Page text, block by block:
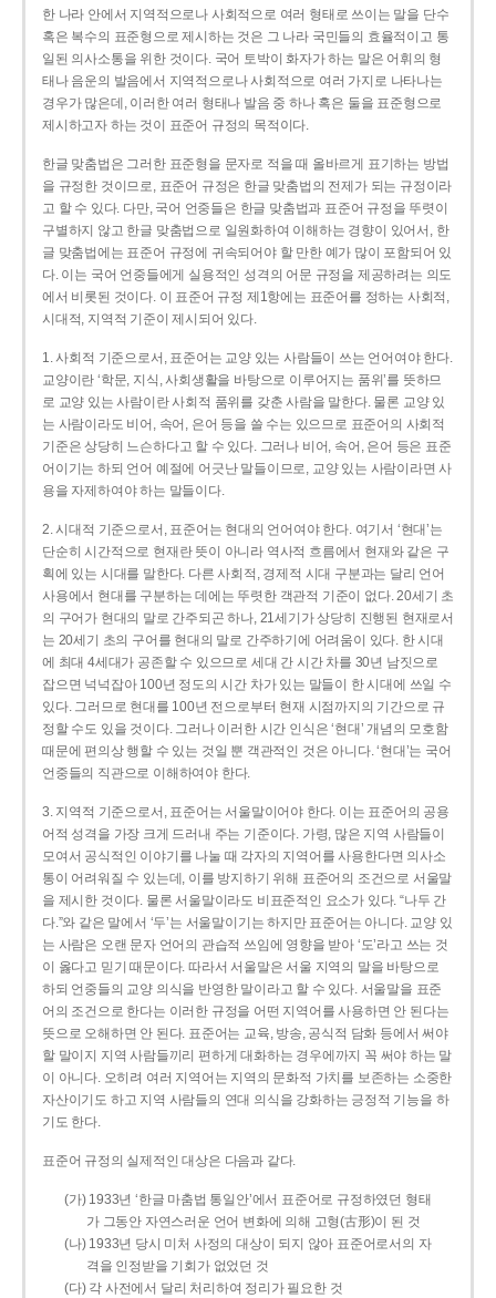
한 나라 안에서 지역적으로나 사회적으로 여러 형태로 쓰이는 말을 단수
혹은 복수의 표준형으로 제시하는 것은 그 나라 국민들의 효율적이고 통
일된 의사소통을 위한 것이다. 국어 토박이 화자가 하는 말은 어휘의 형
태나 음운의 발음에서 지역적으로나 사회적으로 여러 가지로 나타나는
경우가 많은데, 이러한 여러 형태나 발음 중 하나 혹은 둘을 표준형으로
제시하고자 하는 것이 표준어 규정의 목적이다.
한글 맞춤법은 그러한 표준형을 문자로 적을 때 올바르게 표기하는 방법
을 규정한 것이므로, 표준어 규정은 한글 맞춤법의 전제가 되는 규정이라
고 할 수 있다. 다만, 국어 언중들은 한글 맞춤법과 표준어 규정을 뚜렷이
구별하지 않고 한글 맞춤법으로 일원화하여 이해하는 경향이 있어서, 한
글 맞춤법에는 표준어 규정에 귀속되어야 할 만한 예가 많이 포함되어 있
다. 이는 국어 언중들에게 실용적인 성격의 어문 규정을 제공하려는 의도
에서 비롯된 것이다. 이 표준어 규정 제1항에는 표준어를 정하는 사회적,
시대적, 지역적 기준이 제시되어 있다.
1. 사회적 기준으로서, 표준어는 교양 있는 사람들이 쓰는 언어여야 한다.
교양이란 ‘학문, 지식, 사회생활을 바탕으로 이루어지는 품위’를 뜻하므
로 교양 있는 사람이란 사회적 품위를 갖춘 사람을 말한다. 물론 교양 있
는 사람이라도 비어, 속어, 은어 등을 쓸 수는 있으므로 표준어의 사회적
기준은 상당히 느슨하다고 할 수 있다. 그러나 비어, 속어, 은어 등은 표준
어이기는 하되 언어 예절에 어긋난 말들이므로, 교양 있는 사람이라면 사
용을 자제하여야 하는 말들이다.
2. 시대적 기준으로서, 표준어는 현대의 언어여야 한다. 여기서 ‘현대’는
단순히 시간적으로 현재란 뜻이 아니라 역사적 흐름에서 현재와 같은 구
획에 있는 시대를 말한다. 다른 사회적, 경제적 시대 구분과는 달리 언어
사용에서 현대를 구분하는 데에는 뚜렷한 객관적 기준이 없다. 20세기 초
의 구어가 현대의 말로 간주되곤 하나, 21세기가 상당히 진행된 현재로서
는 20세기 초의 구어를 현대의 말로 간주하기에 어려움이 있다. 한 시대
에 최대 4세대가 공존할 수 있으므로 세대 간 시간 차를 30년 남짓으로
잡으면 넉넉잡아 100년 정도의 시간 차가 있는 말들이 한 시대에 쓰일 수
있다. 그러므로 현대를 100년 전으로부터 현재 시점까지의 기간으로 규
정할 수도 있을 것이다. 그러나 이러한 시간 인식은 ‘현대’ 개념의 모호함
때문에 편의상 행할 수 있는 것일 뿐 객관적인 것은 아니다. ‘현대’는 국어
언중들의 직관으로 이해하여야 한다.
3. 지역적 기준으로서, 표준어는 서울말이어야 한다. 이는 표준어의 공용
어적 성격을 가장 크게 드러내 주는 기준이다. 가령, 많은 지역 사람들이
모여서 공식적인 이야기를 나눌 때 각자의 지역어를 사용한다면 의사소
통이 어려워질 수 있는데, 이를 방지하기 위해 표준어의 조건으로 서울말
을 제시한 것이다. 물론 서울말이라도 비표준적인 요소가 있다. “나두 간
다.”와 같은 말에서 ‘두’는 서울말이기는 하지만 표준어는 아니다. 교양 있
는 사람은 오랜 문자 언어의 관습적 쓰임에 영향을 받아 ‘도’라고 쓰는 것
이 옳다고 믿기 때문이다. 따라서 서울말은 서울 지역의 말을 바탕으로
하되 언중들의 교양 의식을 반영한 말이라고 할 수 있다. 서울말을 표준
어의 조건으로 한다는 이러한 규정을 어떤 지역어를 사용하면 안 된다는
뜻으로 오해하면 안 된다. 표준어는 교육, 방송, 공식적 담화 등에서 써야
할 말이지 지역 사람들끼리 편하게 대화하는 경우에까지 꼭 써야 하는 말
이 아니다. 오히려 여러 지역어는 지역의 문화적 가치를 보존하는 소중한
자산이기도 하고 지역 사람들의 연대 의식을 강화하는 긍정적 기능을 하
기도 한다.
표준어 규정의 실제적인 대상은 다음과 같다.
(가) 1933년 ‘한글 마춤법 통일안’에서 표준어로 규정하였던 형태
가 그동안 자연스러운 언어 변화에 의해 고형(古形)이 된 것
(나) 1933년 당시 미처 사정의 대상이 되지 않아 표준어로서의 자
격을 인정받을 기회가 없었던 것
(다) 각 사전에서 달리 처리하여 정리가 필요한 것